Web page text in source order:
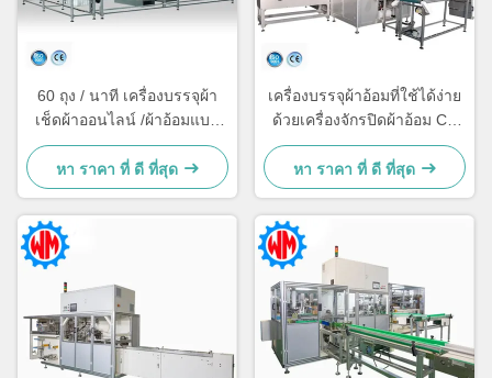
60 ถุง / นาที เครื่องบรรจุผ้า
เช็ดผ้าออนไลน์ /ผ้าอ้อมแบบ
ฉลาด
หา ราคา ที่ ดี ที่สุด
เครื่องบรรจุผ้าอ้อมที่ใช้ได้ง่าย
ด้วยเครื่องจักรปิดผ้าอ้อม CE
Full Servo
หา ราคา ที่ ดี ที่สุด